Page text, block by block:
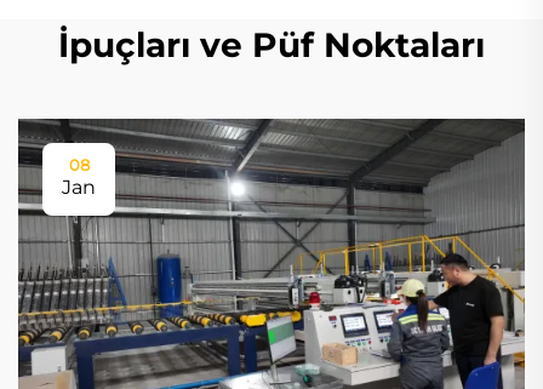
İpuçları ve Püf Noktaları
08
Jan